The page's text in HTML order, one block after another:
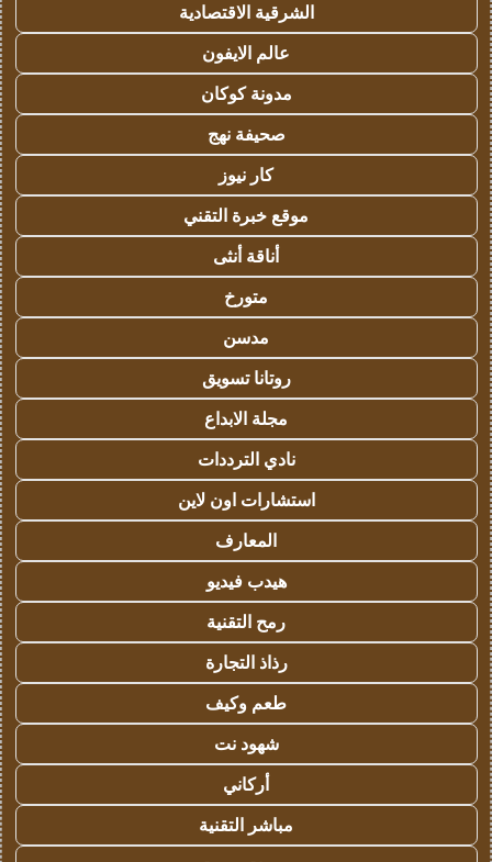
الشرقية الاقتصادية
عالم الايفون
مدونة كوكان
صحيفة نهج
كار نيوز
موقع خبرة التقني
أناقة أنثى
متورخ
مدسن
روتانا تسويق
مجلة الابداع
نادي الترددات
استشارات اون لاين
المعارف
هيدب فيديو
رمح التقنية
رذاذ التجارة
طعم وكيف
شهود نت
أركاني
مباشر التقنية